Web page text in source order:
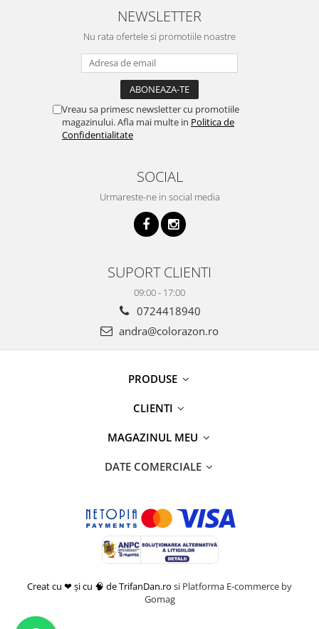
NEWSLETTER
Nu rata ofertele si promotiile noastre
Vreau sa primesc newsletter cu promotiile
magazinului. Afla mai multe in Politica de
Confidentialitate
SOCIAL
Urmareste-ne in social media
SUPORT CLIENTI
09:00 - 17:00
0724418940
andra@colorazon.ro
PRODUSE
CLIENTI
MAGAZINUL MEU
DATE COMERCIALE
Creat cu ❤ și cu 🧠 de TrifanDan.ro si Platforma E-commerce by
Gomag